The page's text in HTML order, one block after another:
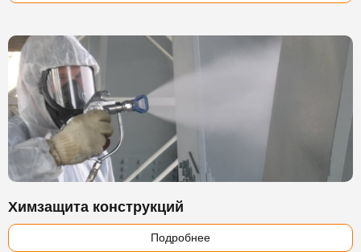
Химзащита конструкций
Подробнее